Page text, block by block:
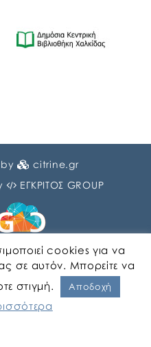
citrine.gr
ΕΓΚΡΙΤΟΣ GROUP
cookies για να
σε αυτόν. Μπορείτε να
στιγμή.
Αποδοχή
Ελληνικα